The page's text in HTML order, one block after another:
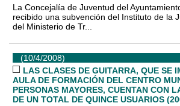
La Concejalía de Juventud del
recibido una subvención del Instituto de la
del Ministerio de Tr...
(10/4/2008)
LAS CLASES DE GUITARRA, QUE SE
AULA DE FORMACIÓN DEL CENTRO
PERSONAS MAYORES, CUENTAN CON
DE UN TOTAL DE QUINCE USUARIOS